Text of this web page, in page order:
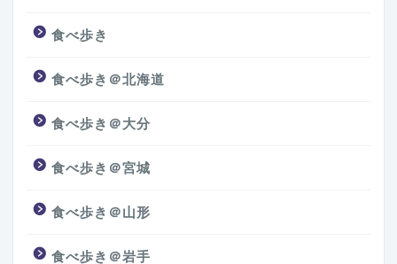
食べ歩き
食べ歩き＠北海道
食べ歩き＠大分
食べ歩き＠宮城
食べ歩き＠山形
食べ歩き＠岩手